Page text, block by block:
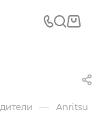
— Anritsu